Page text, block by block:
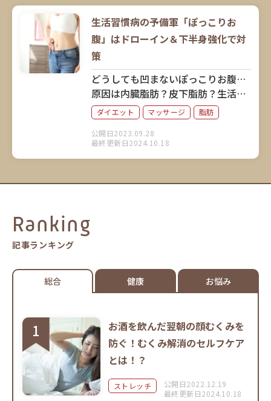
生活習慣病の予備軍「ぽっこりお
腹」はドローイン＆下半身強化で対
策
ダイエット マッサージ 脂肪
公開日2023.09.28
最終更新日2024.10.18
どうしても凹まないぽっこりお腹…
原因は内臓脂肪？皮下脂肪？生活習
慣病や体の不調を引き起こす前に対
策しましょう。脂肪別のアプローチ
方法とエクササイズを紹介します。
Ranking
記事ランキング
総合 健康 お悩み
お酒を飲んだ翌朝の顔むくみを
防ぐ！むくみ解消のセルフケア
とは！？
ストレッチ
公開日2022.12.19
最終更新日2024.10.18